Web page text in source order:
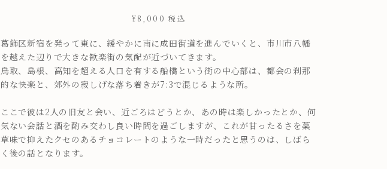
¥8,000税込
葛飾区新宿を発って東に、緩やかに南に成田街道を進んでいくと、市川市八幡
を越えた辺りで大きな歓楽街の気配が近づいてきます。
鳥取、島根、高知を超える人口を有する船橋という街の中心部は、都会の刹那
的な快楽と、郊外の寂しげな落ち着きが7:3で混じるような所。
ここで彼は2人の旧友と会い、近ごろはどうとか、あの時は楽しかったとか、何
気ない会話と酒を酌み交わし良い時間を過ごしますが、これが甘ったるさを薬
草味で抑えたクセのあるチョコレートのような一時だったと思うのは、しばら
く後の話となります。